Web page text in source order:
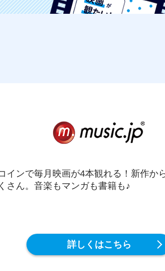
インで毎月映画が4本観れる！新作か
さん。音楽もマンガも書籍も♪
詳しくはこちら